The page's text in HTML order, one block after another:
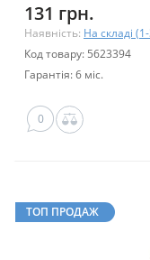
131 грн.
Наявність: На складі
Код товару: 5623394
Гарантія: 6 міс.
0
ТОП ПРОДАЖ